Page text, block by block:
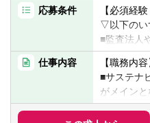
券会社）
【BCMの
■多種多様
の金融サ
■監査業務
供してい
アアップ
応募条件
【必須経
▽以下のい
■監査法人
サステナ
業務のご
■製造業に
全、エネ
管理の知
仕事内容
【職務内容
■サステナ
がメインと
■サステナ
ける専門